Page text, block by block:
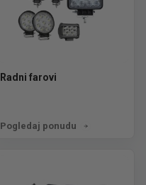
Radni farovi
Pogledaj ponudu